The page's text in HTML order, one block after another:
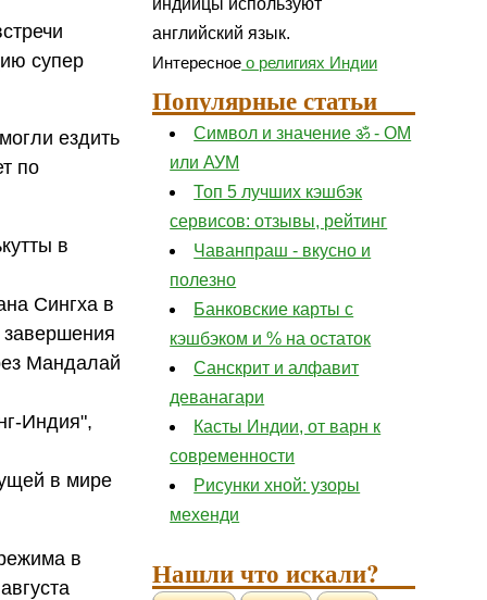
супер
ездить
по
в
Сингха в
Мандалай
Индия",
в мире
в
индийцы используют
английский язык.
Интересное о религиях Индии
Популярные статьи
Символ и значение ॐ - ОМ
или АУМ
Топ 5 лучших кэшбэк
сервисов: отзывы, рейтинг
Чаванпраш - вкусно и
полезно
Банковские карты с
кэшбэком и % на остаток
Санскрит и алфавит
деванагари
Касты Индии, от варн к
современности
Рисунки хной: узоры
мехенди
Нашли что искали?